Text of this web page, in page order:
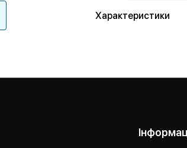
Характеристики